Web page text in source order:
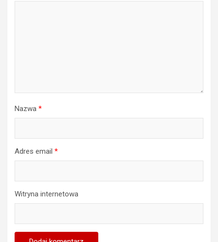
Nazwa *
Adres email *
Witryna internetowa